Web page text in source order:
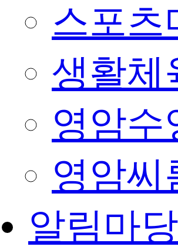
스포츠
생활체
영암수
영암씨
알림마당